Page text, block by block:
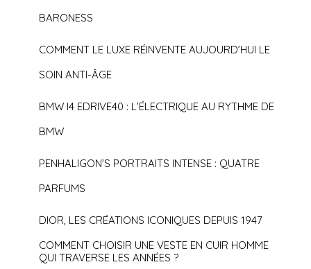
BARONESS
COMMENT LE LUXE RÉINVENTE AUJOURD’HUI LE
SOIN ANTI-ÂGE
BMW I4 EDRIVE40 : L’ÉLECTRIQUE AU RYTHME DE
BMW
PENHALIGON’S PORTRAITS INTENSE : QUATRE
PARFUMS
DIOR, LES CRÉATIONS ICONIQUES DEPUIS 1947
COMMENT CHOISIR UNE VESTE EN CUIR HOMME
QUI TRAVERSE LES ANNÉES ?